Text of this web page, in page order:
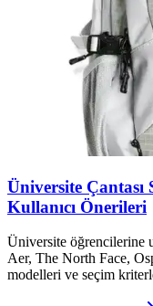
Üniversite
Kullanıcı Önerileri
Üniversite öğrencilerine
Aer, The North Face,
modelleri ve seçim